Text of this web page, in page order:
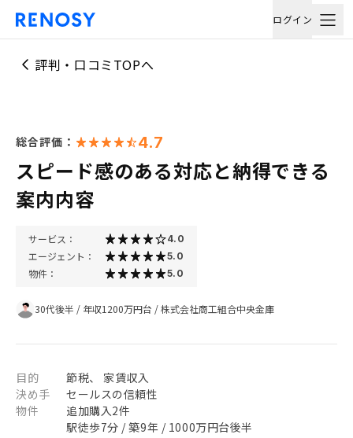
ログイン
評判・口コミTOPへ
総合評価： 4.7
スピード感のある対応と納得できる
案内内容
サービス： 4.0
エージェント： 5.0
物件： 5.0
30代後半 / 年収1200万円台 /株式会社商工組合中央金庫
目的
節税、 家賃収入
決め手
セールスの信頼性
物件
追加購入2件
駅徒歩7分 / 築9年 / 1000万円台後半